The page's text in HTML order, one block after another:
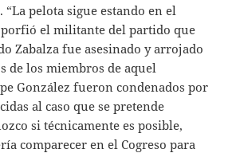
pelota sigue estando en el
porfió el militante del partido que
Zabalza fue asesinado y arrojado
de los miembros de aquel
González fueron condenados por
al caso que se pretende
si técnicamente es posible,
comparecer en el Cogreso para